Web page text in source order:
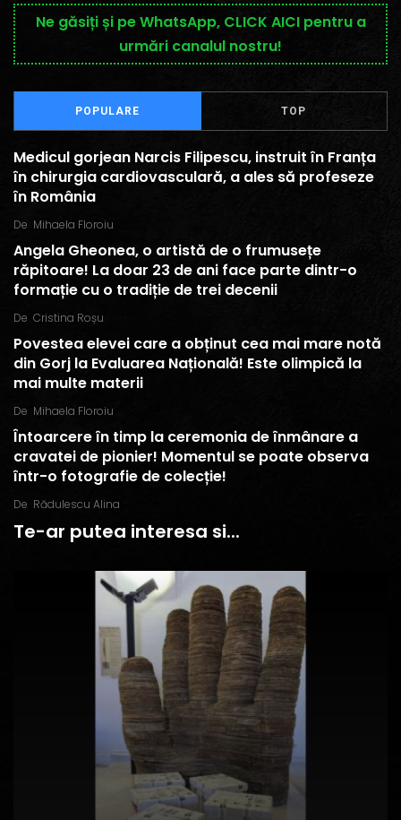
Ne găsiți și pe WhatsApp, CLICK AICI pentru a
urmări canalul nostru!
POPULARE TOP
Medicul gorjean Narcis Filipescu, instruit în Franța
în chirurgia cardiovasculară, a ales să profeseze
în România
De Mihaela Floroiu
Angela Gheonea, o artistă de o frumusețe
răpitoare! La doar 23 de ani face parte dintr-o
formație cu o tradiție de trei decenii
De Cristina Roșu
Povestea elevei care a obținut cea mai mare notă
din Gorj la Evaluarea Națională! Este olimpică la
mai multe materii
De Mihaela Floroiu
Întoarcere în timp la ceremonia de înmânare a
cravatei de pionier! Momentul se poate observa
într-o fotografie de colecție!
De Rădulescu Alina
Te-ar putea interesa si...